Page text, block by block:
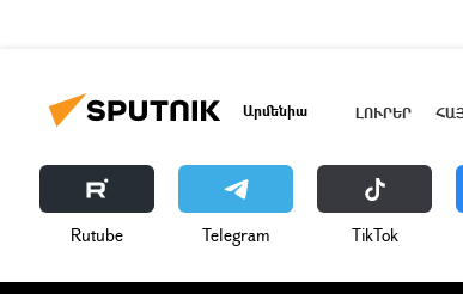
Արմենիա ԼՈՒՐԵՐ
Rutube Telegram ТikТоk